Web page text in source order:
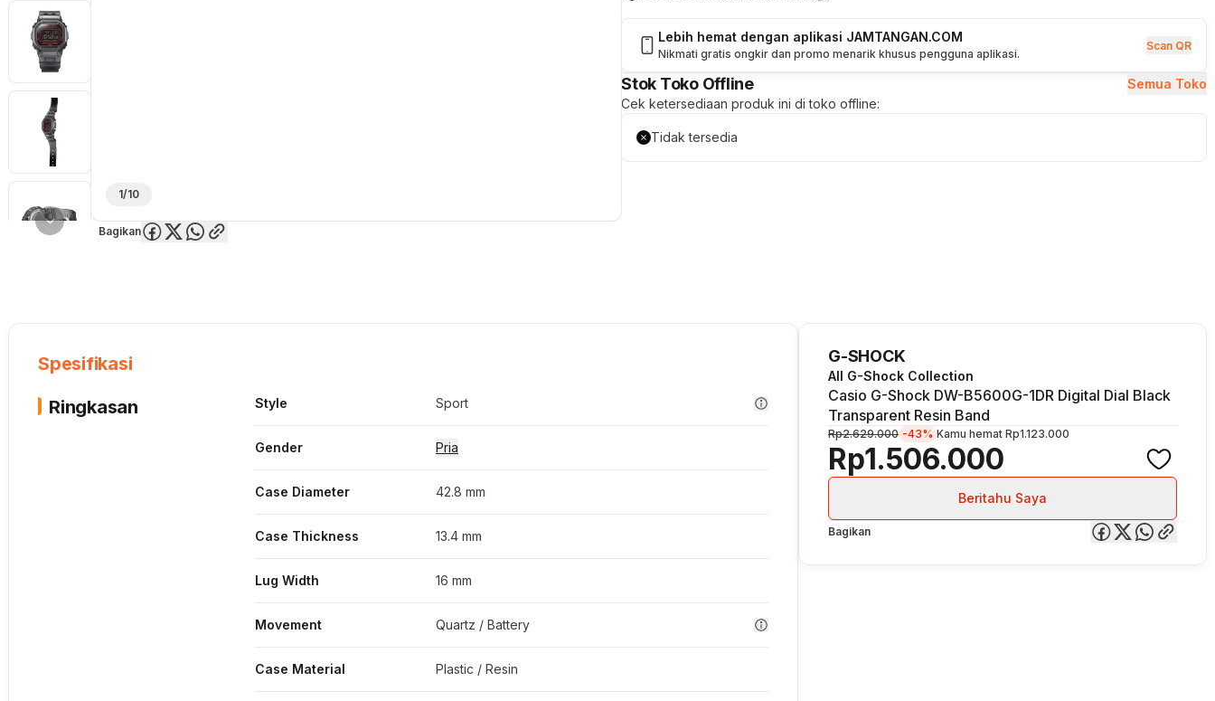
1/10
Bagikan
Lebih hemat dengan aplikasi JAMTANGAN.COM
Nikmati gratis ongkir dan promo menarik khusus pengguna aplikasi.
Scan QR
Stok Toko Offline
Semua Toko
Cek ketersediaan produk ini di toko offline:
Tidak tersedia
Spesifikasi
Ringkasan
Style Sport
Gender Pria
Case Diameter 42.8 mm
Case Thickness 13.4 mm
Lug Width 16 mm
Movement Quartz / Battery
Case Material Plastic / Resin
G-SHOCK
All G-Shock Collection
Casio G-Shock DW-B5600G-1DR Digital Dial Black
Transparent Resin Band
Rp1.506.000
Rp2.629.000 -43% Kamu hemat Rp1.123.000
Beritahu Saya
Bagikan